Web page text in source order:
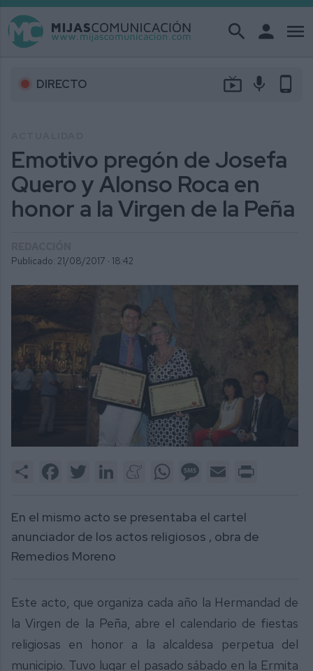
search person menu
DIRECTO live_tv mic phone_android
Emotivo pregón de Josefa
Quero y Alonso Roca en
honor a la Virgen de la Peña
Publicado: 21/08/2017 · 18:42
Share FacebookTwitter LinkedInMeneameWhatsAppMessage
Email
En el mismo acto se presentaba el cartel
anunciador de los actos religiosos , obra de
Remedios Moreno
Este acto, que organiza cada año la Hermandad de
la Virgen de la Peña, abre el calendario de fiestas
religiosas en honor a la alcaldesa perpetua del
municipio. Tuvo lugar el pasado sábado en la Ermita